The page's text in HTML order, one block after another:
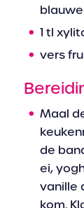
1 tl
vers
Maal
de
ei,
vanille
kom.